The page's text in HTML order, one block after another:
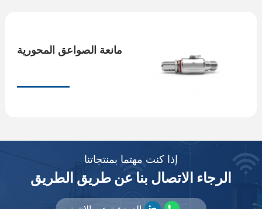
مانعة الصواعق المحورية
إذا كنت مهتما بمنتجاتنا
الرجاء الاتصال بنا عن طريق الطريق